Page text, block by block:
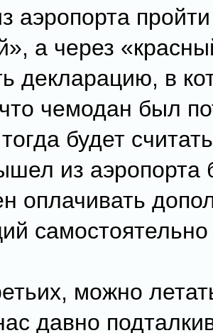
аэропорта
а через
декларацию, в
чемодан был
будет
из аэропорта
оплачивать
самостоятельно
можно
давно